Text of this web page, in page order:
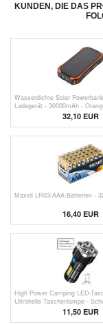
KUNDEN, DIE DAS
Wasserdichte Solar
Ladegerät - 30000mAh -
32,10EUR
Maxell LR03/AAA-Batterien -
16,40 EUR
High Power Camping LED-
Ultrahelle Taschenlampe -
11,50 EUR